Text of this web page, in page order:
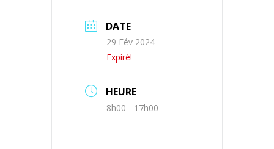
DATE
29 Fév 2024
Expiré!
HEURE
8h00 - 17h00